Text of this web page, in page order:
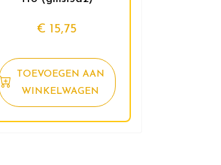
€ 15,75
TOEVOEGEN AAN
WINKELWAGEN